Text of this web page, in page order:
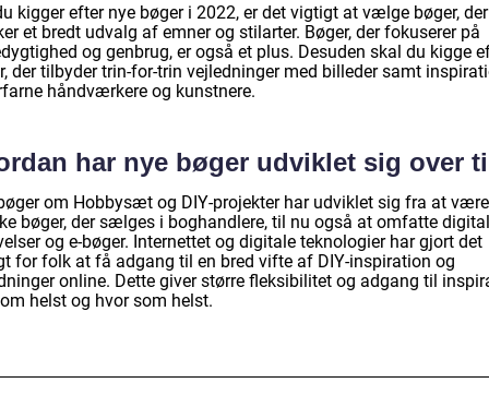
kigger efter nye bøger i 2022, er det vigtigt at vælge bøger, der
et bredt udvalg af emner og stilarter. Bøger, der fokuserer på
og genbrug, er også et plus. Desuden skal du kigge
der tilbyder trin-for-trin vejledninger med billeder samt
håndværkere og kunstnere.
har nye bøger udviklet sig over
om Hobbysæt og DIY-projekter har udviklet sig fra at være
bøger, der sælges i boghandlere, til nu også at omfatte
og e-bøger. Internettet og digitale teknologier har gjort det
for folk at få adgang til en bred vifte af DIY-inspiration og
online. Dette giver større fleksibilitet og adgang til
helst og hvor som helst.